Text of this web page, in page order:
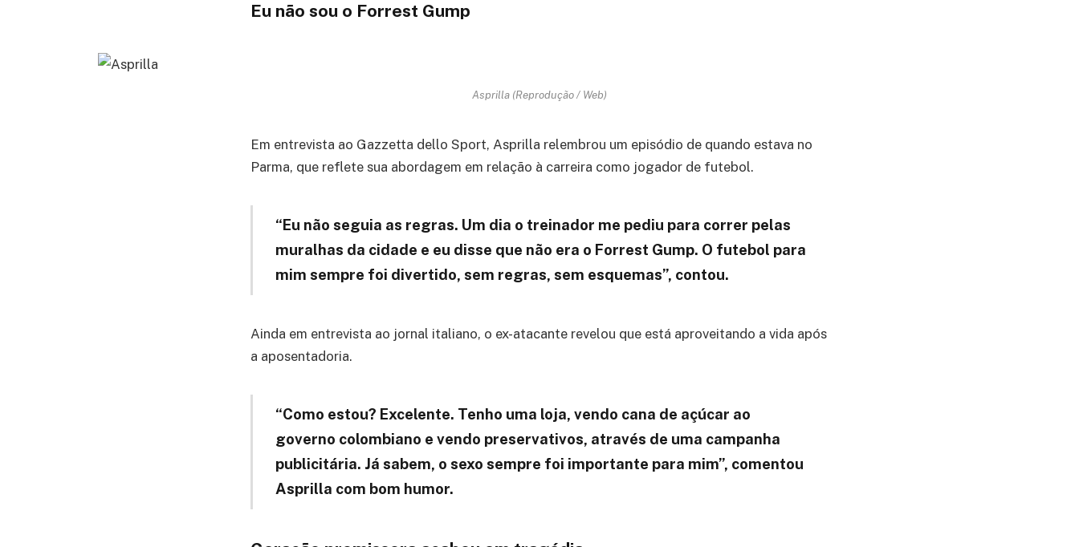
Eu não sou o Forrest Gump
Asprilla (Reprodução / Web)
Em entrevista ao Gazzetta dello Sport, Asprilla relembrou um episódio de quando estava no
Parma, que reflete sua abordagem em relação à carreira como jogador de futebol.
“Eu não seguia as regras. Um dia o treinador me pediu para correr pelas
muralhas da cidade e eu disse que não era o Forrest Gump. O futebol para
mim sempre foi divertido, sem regras, sem esquemas”, contou.
Ainda em entrevista ao jornal italiano, o ex-atacante revelou que está aproveitando a vida após
a aposentadoria.
“Como estou? Excelente. Tenho uma loja, vendo cana de açúcar ao
governo colombiano e vendo preservativos, através de uma campanha
publicitária. Já sabem, o sexo sempre foi importante para mim”, comentou
Asprilla com bom humor.